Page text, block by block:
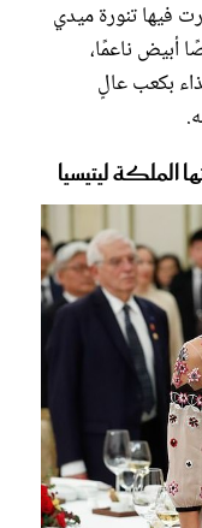
فيها تنورة ميدي
أبيض ناعمًا،
بكعب عالٍ
الملكة ليتيسيا